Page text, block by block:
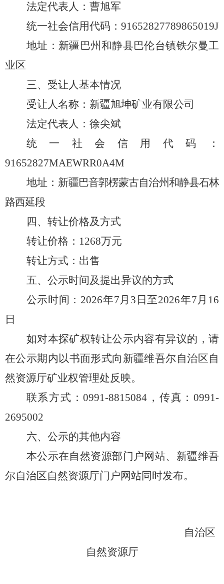
法定代表人： 曹旭军
统一社会信用代码： 91652827789865019J
地址 ： 新疆巴州和静县巴伦台镇铁尔曼工
业区
三、受让人基本情况
受让人名称：新疆旭坤矿业有限公司
法定代表人： 徐尖斌
统一社会信用代码：
91652827MAEWRR0A4M
地址 ： 新疆巴音郭楞蒙古自治州和静县石林
路西延段
四、转让价格及方式
转让价格： 1268万元
转让方式： 出售
五、公示时间及提出异议的方式
公示时间： 2026年7月3 日至2026年7月 16
日
如对本探矿权转让公示内容有异议的，请
在公示期内以书面形式向新疆维吾尔自治区自
然资源厅矿业权管理处反映。
联系方式：0991-8815084，传真：0991-
2695002
六、公示的其他内容
本公示在自然资源部门户网站、新疆维吾
尔自治区自然资源厅门户网站同时发布。
自治区
自然资源厅